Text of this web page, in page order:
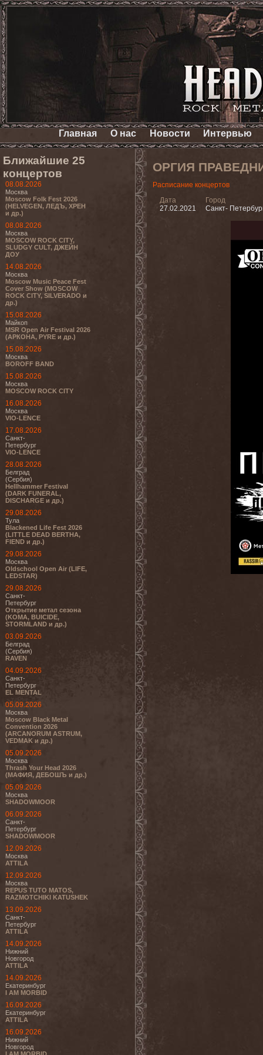
Главная О нас Новости Интервью
Ближайшие 25
концертов
08.08.2026
Москва
Moscow Folk Fest 2026
(HELVEGEN, ЛЕДЪ, ХРЕН
и др.)
08.08.2026
Москва
MOSCOW ROCK CITY,
SLUDGY CULT, ДЖЕЙН
ДОУ
14.08.2026
Москва
Moscow Music Peace Fest
Cover Show (MOSCOW
ROCK CITY, SILVERADO и
др.)
15.08.2026
Майкоп
MSR Open Air Festival 2026
(АРКОНА, PYRE и др.)
15.08.2026
Москва
BOROFF BAND
15.08.2026
Москва
MOSCOW ROCK CITY
16.08.2026
Москва
VIO-LENCE
17.08.2026
Санкт-
Петербург
VIO-LENCE
28.08.2026
Белград
(Сербия)
Hellhammer Festival
(DARK FUNERAL,
DISCHARGE и др.)
29.08.2026
Тула
Blackened Life Fest 2026
(LITTLE DEAD BERTHA,
FIEND и др.)
29.08.2026
Москва
Oldschool Open Air (LIFE,
LEDSTAR)
29.08.2026
Санкт-
Петербург
Открытие метал сезона
(KOMA, BUICIDE,
STORMLAND и др.)
03.09.2026
Белград
(Сербия)
RAVEN
04.09.2026
Санкт-
Петербург
EL MENTAL
05.09.2026
Москва
Moscow Black Metal
Convention 2026
(ARCANORUM ASTRUM,
VEDMAK и др.)
05.09.2026
Москва
Thrash Your Head 2026
(МАФИЯ, ДЕБОШЪ и др.)
05.09.2026
Москва
SHADOWMOOR
06.09.2026
Санкт-
Петербург
SHADOWMOOR
12.09.2026
Москва
ATTILA
12.09.2026
Москва
REPUS TUTO MATOS,
RAZMOTCHIKI KATUSHEK
13.09.2026
Санкт-
Петербург
ATTILA
14.09.2026
Нижний
Новгород
ATTILA
14.09.2026
Екатеринбург
I AM MORBID
16.09.2026
Екатеринбург
ATTILA
16.09.2026
Нижний
Новгород
ОРГИЯ
Расписание концертов
Дата
27.02.2021
Город
Санкт-